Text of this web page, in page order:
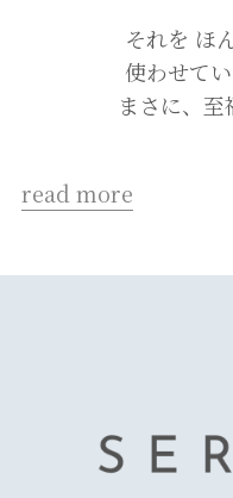
それを ほ
使わせて
まさに、至
read more